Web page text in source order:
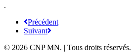
.
Précédent
Suivant
© 2026 CNP MN. | Tous droits réservés.